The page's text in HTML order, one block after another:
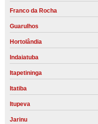
Franco da Rocha
Guarulhos
Hortolândia
Indaiatuba
Itapetininga
Itatiba
Itupeva
Jarinu